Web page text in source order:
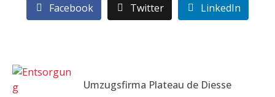
Facebook Twitter LinkedIn
Umzugsfirma Plateau de Diesse